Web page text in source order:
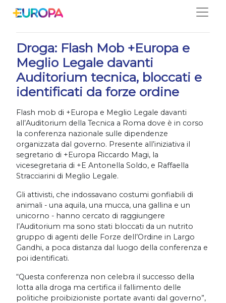
07/11/2025
Droga: Flash Mob +Europa e
Meglio Legale davanti
Auditorium tecnica, bloccati e
identificati da forze ordine
Flash mob di +Europa e Meglio Legale davanti
all’Auditorium della Tecnica a Roma dove è in corso
la conferenza nazionale sulle dipendenze
organizzata dal governo. Presente all’iniziativa il
segretario di +Europa Riccardo Magi, la
vicesegretaria di +E Antonella Soldo, e Raffaella
Stracciarini di Meglio Legale.
Gli attivisti, che indossavano costumi gonfiabili di
animali - una aquila, una mucca, una gallina e un
unicorno - hanno cercato di raggiungere
l’Auditorium ma sono stati bloccati da un nutrito
gruppo di agenti delle Forze dell’Ordine in Largo
Gandhi, a poca distanza dal luogo della conferenza e
poi identificati.
“Questa conferenza non celebra il successo della
lotta alla droga ma certifica il fallimento delle
politiche proibizioniste portate avanti dal governo”,